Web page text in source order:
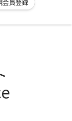
会員登録